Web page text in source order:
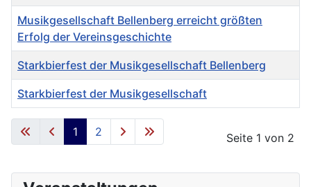
Beiträge
Musikgesellschaft Bellenberg erreicht größten
Erfolg der Vereinsgeschichte
Starkbierfest der Musikgesellschaft Bellenberg
Starkbierfest der Musikgesellschaft
Seite 1 von 2
1 2